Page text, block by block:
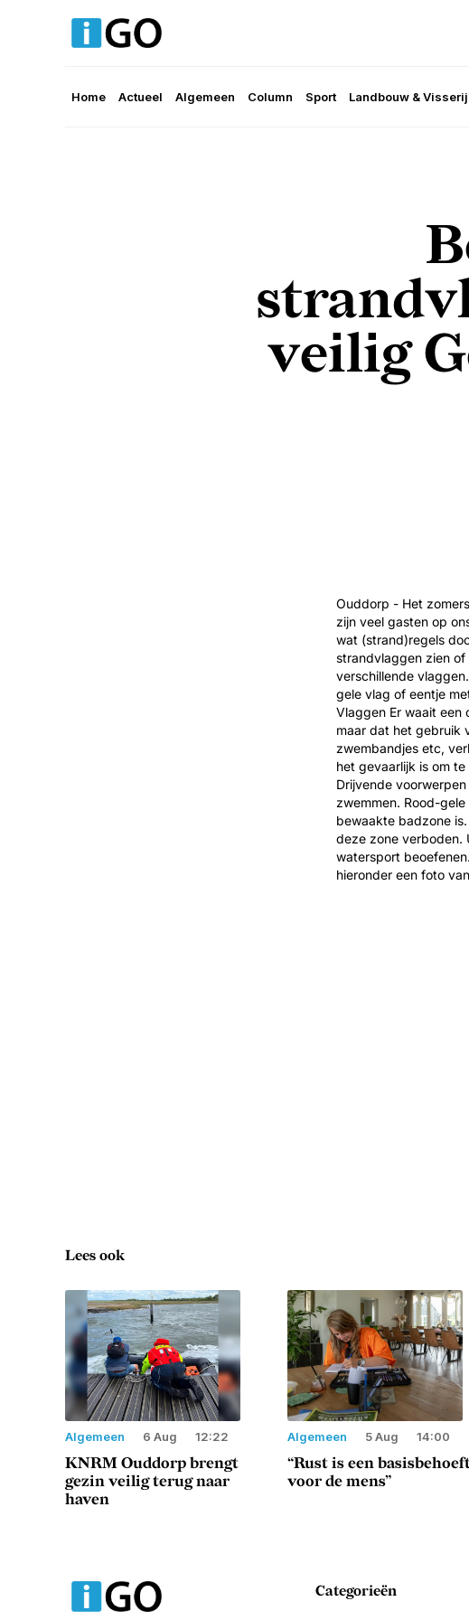
Home Actueel Algemeen Column Sport Landbouw & Visserij
veilig
Ouddorp - Het
zijn veel gasten op
wat (strand)regels
strandvlaggen zien
verschillende
gele vlag of eentje
Vlaggen Er waait een
maar dat het gebruik
zwembandjes etc,
het gevaarlijk is om
Drijvende
zwemmen. Rood-
bewaakte badzone
deze zone verboden.
watersport
hieronder een foto
Lees ook
Algemeen 6 Aug 12:22
KNRM Ouddorp brengt
gezin veilig terug naar
haven
Algemeen 5 Aug 14:00
“Rust is een
voor de mens”
Categorieën